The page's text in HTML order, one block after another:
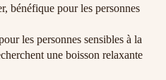
bénéfique pour les personnes
les personnes sensibles à la
une boisson relaxante